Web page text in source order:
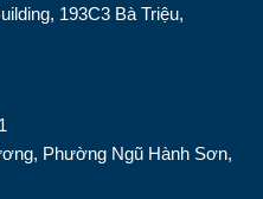
193C3 Bà Triệu,
Phường Ngũ Hành Sơn,